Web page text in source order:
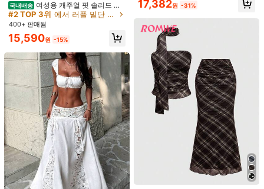
4.81 176K 팔로워
4.81 176K 팔로워
4.81 176K 팔로워
4.81 176K 팔로워
22,890 원 11,090원
25% OFF
19,269원
32% OFF
17,081원
7% OFF
좋은 품질 (3000+) 아주 좋음 (3000+) 예쁨 (2000+) 부드러움
마음에 드실 거예요.
추천순 속옷 & 잠옷 의류 액세서리 가방 & 러기지 주얼리 & 시계
국내배송 여성용 캐주얼 핏 솔리드 컬
러 캐미솔 및 스커트 기본 스트리트 스
타일 휴가 일상 2피스 세트 블랙 여름
우아한, 편안한 스타일
#2 TOP 3위 에서 러플 밑단 여성 코디네이터
거의 매진!
#2 TOP 3위 에서 러플 밑단 여성 코디네이터
거의 매진!
#2 TOP 3위
거의 매진!
400+ 판매됨
15,590원 -15%
츠 세트
17,382원 -31%
#1 TOP 3위 에서 지퍼 여성 코디네이터